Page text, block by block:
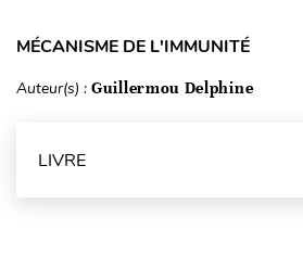
MÉCANISME DE L'IMMUNITÉ
Auteur(s) : Guillermou Delphine
LIVRE